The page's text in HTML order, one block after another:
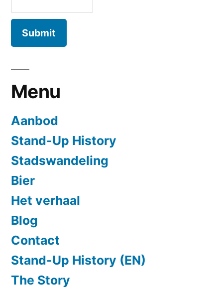
Menu
Aanbod
Stand-Up History
Stadswandeling
Bier
Het verhaal
Blog
Contact
Stand-Up History (EN)
The Story